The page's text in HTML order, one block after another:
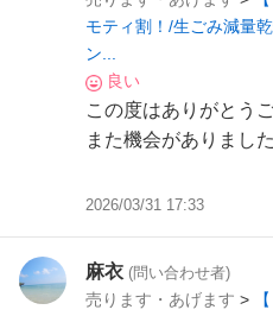
モティ割！/生ごみ減量
ン...
良い
この度はありがとう
また機会がありまし
2026/03/31 17:33
麻衣 (問い合わせ者)
売ります・あげます >